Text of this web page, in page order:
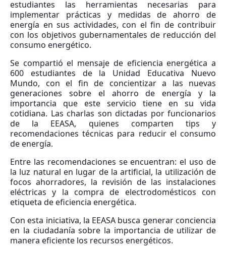
estudiantes las herramientas necesarias para
implementar prácticas y medidas de ahorro de
energía en sus actividades, con el fin de contribuir
con los objetivos gubernamentales de reducción del
consumo energético.
Se compartió el mensaje de eficiencia energética a
600 estudiantes de la Unidad Educativa Nuevo
Mundo, con el fin de concientizar a las nuevas
generaciones sobre el ahorro de energía y la
importancia que este servicio tiene en su vida
cotidiana. Las charlas son dictadas por funcionarios
de la EEASA, quienes comparten tips y
recomendaciones técnicas para reducir el consumo
de energía.
Entre las recomendaciones se encuentran: el uso de
la luz natural en lugar de la artificial, la utilización de
focos ahorradores, la revisión de las instalaciones
eléctricas y la compra de electrodomésticos con
etiqueta de eficiencia energética.
Con esta iniciativa, la EEASA busca generar conciencia
en la ciudadanía sobre la importancia de utilizar de
manera eficiente los recursos energéticos.